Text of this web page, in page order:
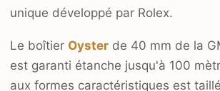
unique développé par Rolex.
Le boîtier Oyster de 40 mm de la
est garanti étanche jusqu'à 100
aux formes caractéristiques est